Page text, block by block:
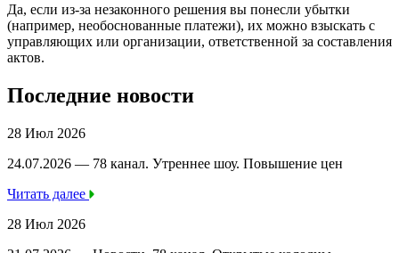
Да, если из-за незаконного решения вы понесли убытки
(например, необоснованные платежи), их можно взыскать с
управляющих или организации, ответственной за составления
актов.
Последние новости
28 Июл 2026
24.07.2026 — 78 канал. Утреннее шоу. Повышение цен
Читать далее
28 Июл 2026